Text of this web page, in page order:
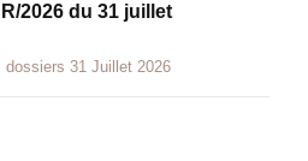
2026 du 31 juillet
dossiers 31 Juillet 2026